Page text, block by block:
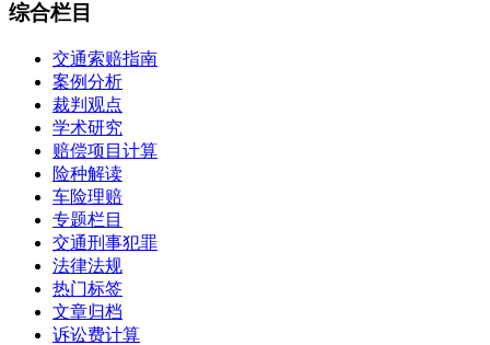
综合栏目
交通索赔指南
案例分析
裁判观点
学术研究
赔偿项目计算
险种解读
车险理赔
专题栏目
交通刑事犯罪
法律法规
热门标签
文章归档
诉讼费计算